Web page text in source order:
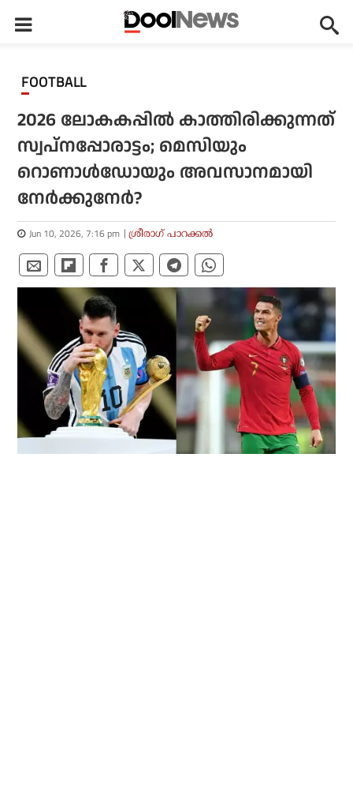
FOOTBALL
2026 ലോകകപ്പില്‍ കാത്തിരിക്കുന്നത്
സ്വപ്നപ്പോരാട്ടം; മെസിയും
റൊണാള്‍ഡോയും അവസാനമായി
നേര്‍ക്കുനേര്‍?
Jun 10, 2026, 7:16 pm ശ്രീരാഗ് പാറക്കല്‍